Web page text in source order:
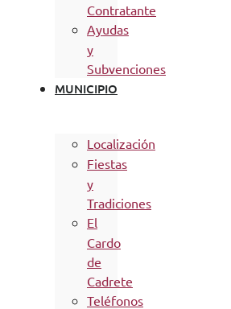
Contratante
Ayudas
y
Subvenciones
MUNICIPIO
Localización
Fiestas
y
Tradiciones
El
Cardo
de
Cadrete
Teléfonos